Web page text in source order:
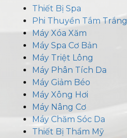
Thiết Bị Spa
Phi Thuyền Tắm Trắng
Máy Xóa Xăm
Máy Spa Cơ Bản
Máy Triệt Lông
Máy Phân Tích Da
Máy Giảm Béo
Máy Xông Hơi
Máy Nâng Cơ
Máy Chăm Sóc Da
Thiết Bị Thẩm Mỹ